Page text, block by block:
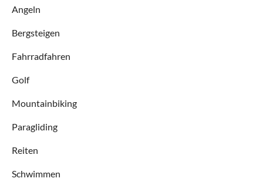
Angeln
Bergsteigen
Fahrradfahren
Golf
Mountainbiking
Paragliding
Reiten
Schwimmen